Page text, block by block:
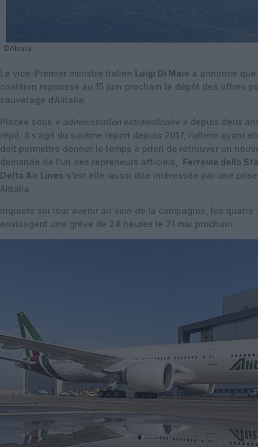
©Alitalia
Le vice-Premier ministre italien Luigi Di Maio a annoncé
coalition repousse au 15 juin prochain le dépôt des offres
sauvetage d’Alitalia.
Placée sous « administration extraordinaire » depuis deux
répit. Il s’agit du sixième report depuis 2017, l’ultime ayant
doit permettre donner le temps a priori de retrouver un
demande de l’un des repreneurs officiels,
Ferrovie dello
Delta Air Lines s’est elle-aussi dite intéressée par une
Alitalia.
Inquiets sur leur avenir au sein de la compagnie, les quatre
envisagent une grève de 24 heures le 21 mai prochain.